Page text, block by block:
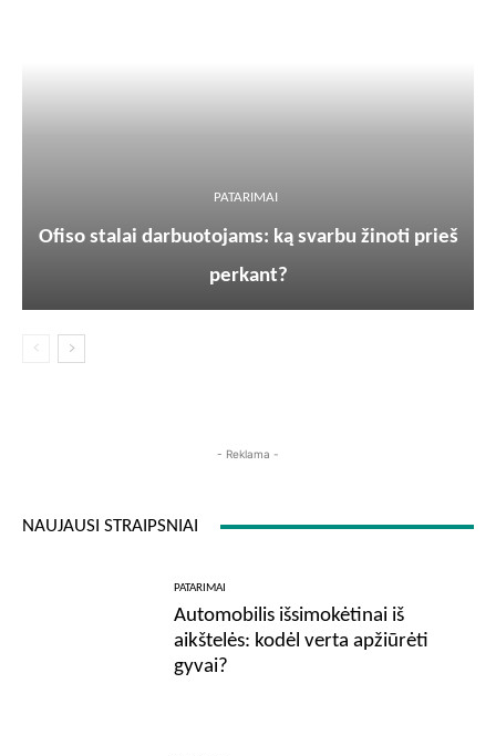
PATARIMAI
Ofiso stalai darbuotojams: ką svarbu žinoti prieš
perkant?
- Reklama -
NAUJAUSI STRAIPSNIAI
PATARIMAI
Automobilis išsimokėtinai iš
aikštelės: kodėl verta apžiūrėti
gyvai?